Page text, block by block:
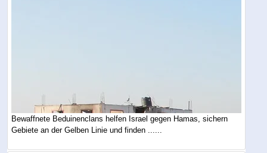
Bewaffnete Beduinenclans helfen Israel gegen Hamas, sichern
Gebiete an der Gelben Linie und finden ......